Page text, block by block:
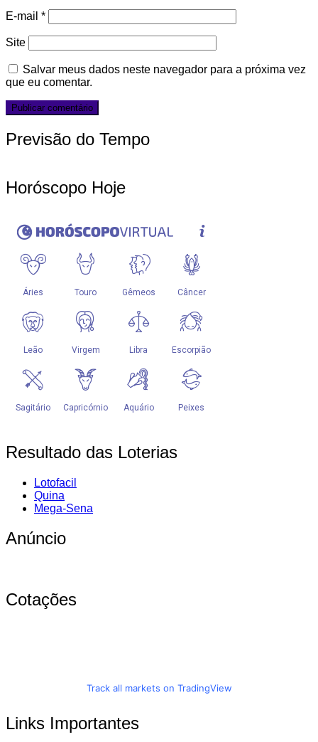
E-mail *
Site
Salvar meus dados neste navegador para a próxima vez
que eu comentar.
Previsão do Tempo
Horóscopo Hoje
Resultado das Loterias
Lotofacil
Quina
Mega-Sena
Anúncio
Cotações
Track all markets on TradingView
Links Importantes